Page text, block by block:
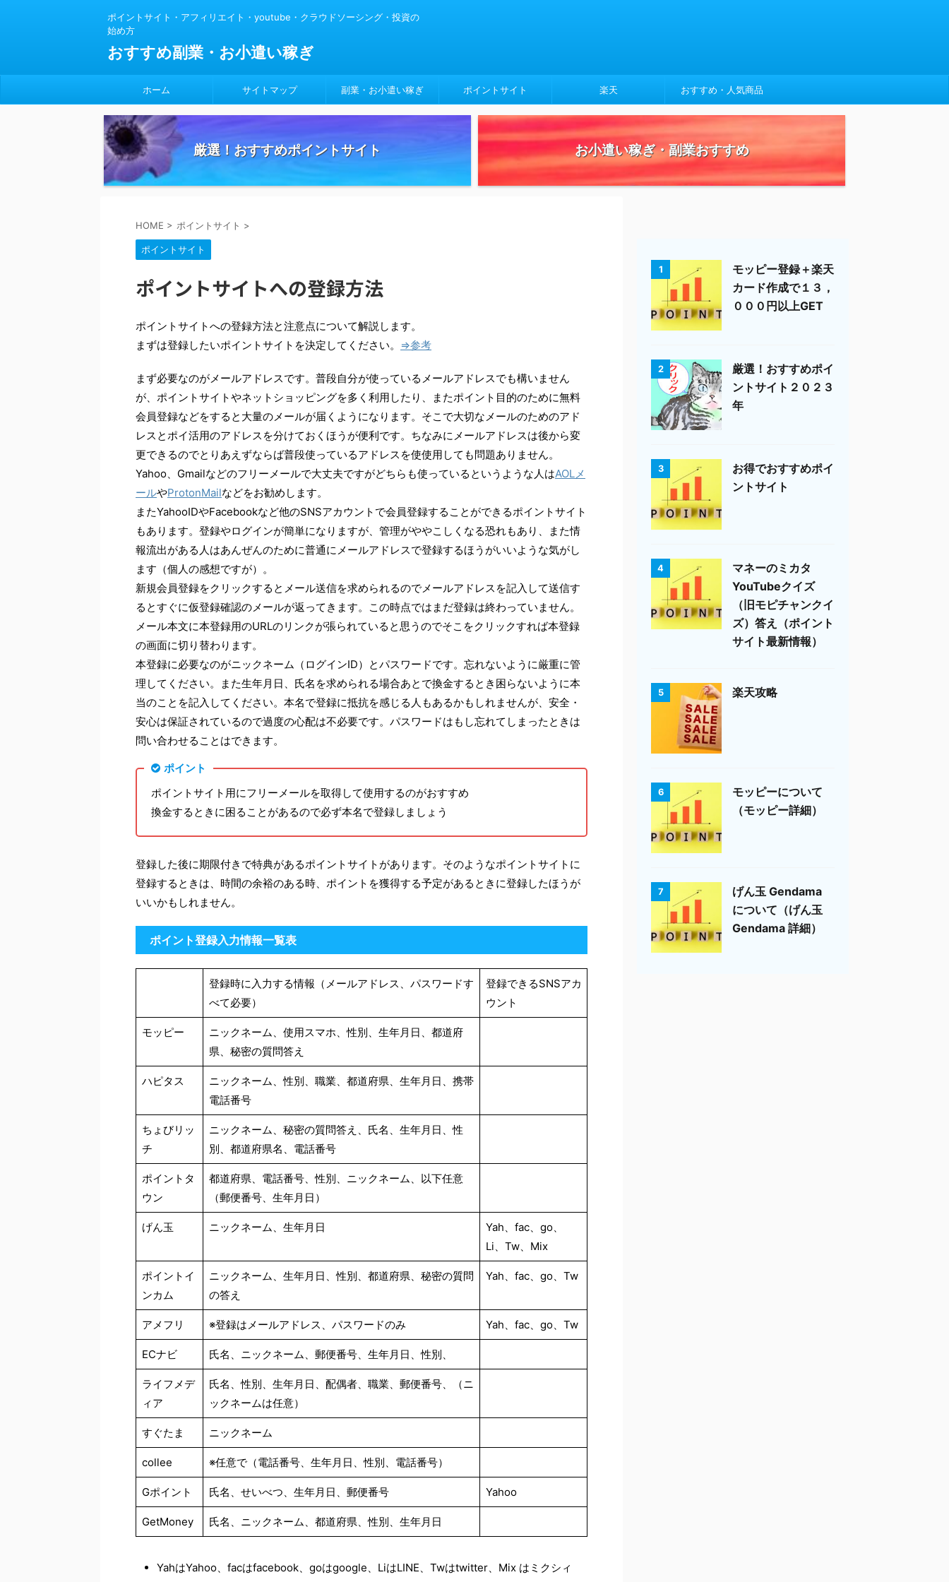
ポイントサイト・アフィリエイト・youtube・クラウドソーシング・投資の
始め方
おすすめ副業・お小遣い稼ぎ
ホーム サイトマップ 副業・お小遣い稼ぎ ポイントサイト 楽天 おすすめ・人気商品
厳選！おすすめポイントサイト お小遣い稼ぎ・副業おすすめ
HOME > ポイントサイト >
ポイントサイト
ポイントサイトへの登録方法
ポイントサイトへの登録方法と注意点について解説します。
まずは登録したいポイントサイトを決定してください。 ⇒参考
まず必要なのがメールアドレスです。普段自分が使っているメールアドレスでも構いません
が、ポイントサイトやネットショッピングを多く利用したり、またポイント目的のために無料
会員登録などをすると大量のメールが届くようになります。そこで大切なメールのためのアド
レスとポイ活用のアドレスを分けておくほうが便利です。ちなみにメールアドレスは後から変
更できるのでとりあえずならば普段使っているアドレスを使使用しても問題ありません。
Yahoo、Gmailなどのフリーメールで大丈夫ですがどちらも使っているというような人はAOLメ
ールやProtonMailなどをお勧めします。
またYahooIDやFacebookなど他のSNSアカウントで会員登録することができるポイントサイト
もあります。登録やログインが簡単になりますが、管理がややこしくなる恐れもあり、また情
報流出がある人はあんぜんのために普通にメールアドレスで登録するほうがいいような気がし
ます（個人の感想ですが）。
新規会員登録をクリックするとメール送信を求められるのでメールアドレスを記入して送信す
るとすぐに仮登録確認のメールが返ってきます。この時点ではまだ登録は終わっていません。
メール本文に本登録用のURLのリンクが張られていると思うのでそこをクリックすれば本登録
の画面に切り替わります。
本登録に必要なのがニックネーム（ログインID）とパスワードです。忘れないように厳重に管
理してください。また生年月日、氏名を求められる場合あとで換金するとき困らないように本
当のことを記入してください。本名で登録に抵抗を感じる人もあるかもしれませんが、安全・
安心は保証されているので過度の心配は不必要です。パスワードはもし忘れてしまったときは
問い合わせることはできます。
ポイント
ポイントサイト用にフリーメールを取得して使用するのがおすすめ
換金するときに困ることがあるので必ず本名で登録しましょう
登録した後に期限付きで特典があるポイントサイトがあります。そのようなポイントサイトに
登録するときは、時間の余裕のある時、ポイントを獲得する予定があるときに登録したほうが
いいかもしれません。
ポイント登録入力情報一覧表
登録時に入力する情報（メールアドレス、パスワードす
べて必要）
登録できるSNSアカ
ウント
モッピー
ニックネーム、使用スマホ、性別、生年月日、都道府
県、秘密の質問答え
ハピタス
ニックネーム、性別、職業、都道府県、生年月日、携帯
電話番号
ちょびリッ
チ
ニックネーム、秘密の質問答え、氏名、生年月日、性
別、都道府県名、電話番号
ポイントタ
ウン
都道府県、電話番号、性別、ニックネーム、以下任意
（郵便番号、生年月日）
げん玉 ニックネーム、生年月日
Yah、fac、go、
Li、Tw、Mix
ポイントイ
ンカム
ニックネーム、生年月日、性別、都道府県、秘密の質問
の答え
Yah、fac、go、Tw
アメフリ ※登録はメールアドレス、パスワードのみ Yah、fac、go、Tw
ECナビ 氏名、ニックネーム、郵便番号、生年月日、性別、
ライフメデ
ィア
氏名、性別、生年月日、配偶者、職業、郵便番号、（ニ
ックネームは任意）
すぐたま ニックネーム
collee ※任意で（電話番号、生年月日、性別、電話番号）
Gポイント 氏名、せいべつ、生年月日、郵便番号 Yahoo
GetMoney 氏名、ニックネーム、都道府県、性別、生年月日
YahはYahoo、facはfacebook、goはgoogle、LiはLINE、Twはtwitter、Mix はミクシィ
1
モッピー登録＋楽天
カード作成で１３，
０００円以上GET
2
厳選！おすすめポイ
ントサイト２０２３
年
3
お得でおすすめポイ
ントサイト
4
マネーのミカタ
YouTubeクイズ
（旧モピチャンクイ
ズ）答え（ポイント
サイト最新情報）
5 楽天攻略
6
モッピーについて
（モッピー詳細）
7
げん玉 Gendama
について（げん玉
Gendama 詳細）